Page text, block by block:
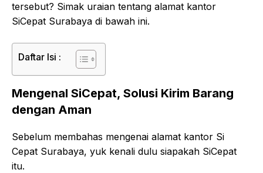
tersebut? Simak uraian tentang alamat kantor
SiCepat Surabaya di bawah ini.
Daftar Isi :
Mengenal SiCepat, Solusi Kirim Barang
dengan Aman
Sebelum membahas mengenai alamat kantor Si
Cepat Surabaya, yuk kenali dulu siapakah SiCepat
itu.